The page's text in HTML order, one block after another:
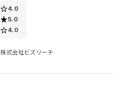
4.0
5.0
4.0
株式会社ビズリーチ